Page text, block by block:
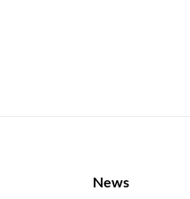
News